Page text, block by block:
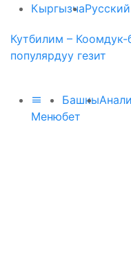
КыргызчаРусский
Кутбилим –
популярдуу гезит
Меню
Башкы
бет